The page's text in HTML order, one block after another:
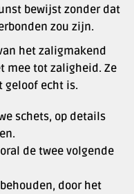
bewijst zonder dat
zou zijn.
het zaligmakend
mee tot zaligheid. Ze
geloof echt is.
schets, op details
de twee volgende
door het